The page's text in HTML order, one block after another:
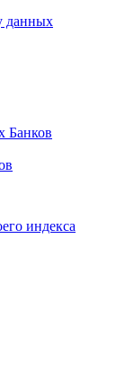
данных
Банков
индекса